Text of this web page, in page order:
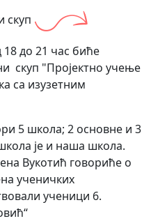
скуп
до 21 час биће
скуп "Пројектно учење
са изузетним
5 школа; 2 основне и 3
је и наша школа.
Вукотић говориће о
ученичких
ученици 6.